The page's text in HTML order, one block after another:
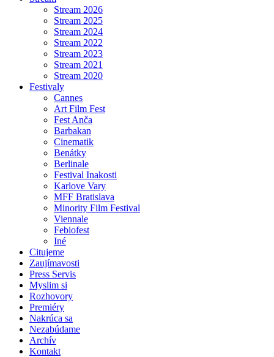
Stream 2026
Stream 2025
Stream 2024
Stream 2022
Stream 2023
Stream 2021
Stream 2020
Festivaly
Cannes
Art Film Fest
Fest Anča
Barbakan
Cinematik
Benátky
Berlinale
Festival Inakosti
Karlove Vary
MFF Bratislava
Minority Film Festival
Viennale
Febiofest
Iné
Citujeme
Zaujímavosti
Press Servis
Myslim si
Rozhovory
Premiéry
Nakrúca sa
Nezabúdame
Archív
Kontakt